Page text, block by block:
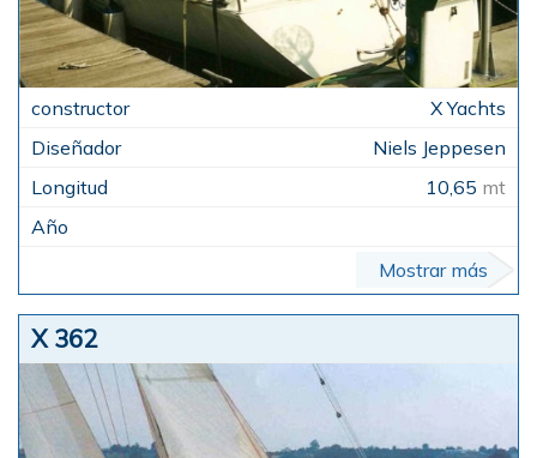
X Yachts
Niels Jeppesen
10,65 mt
Mostrar más
X 362